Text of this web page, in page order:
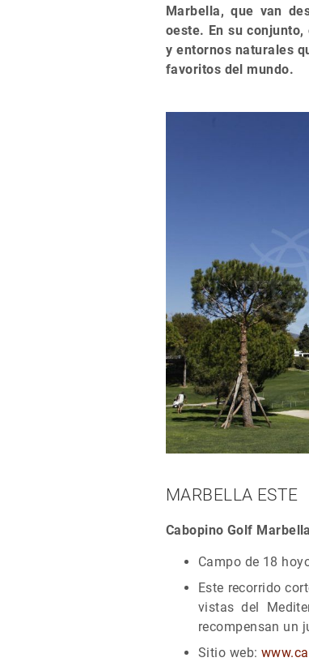
Marbella, que van
oeste. En su
y entornos naturales
favoritos del mundo.
MARBELLA ESTE
Cabopino Golf Marbella
Campo de 18
Este recorrido
vistas del
recompensan un
Sitio web: